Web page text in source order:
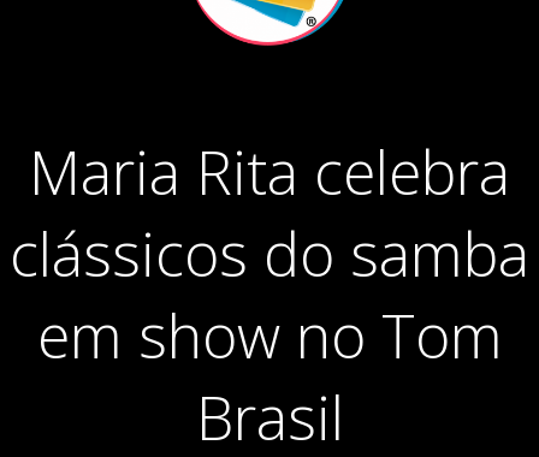
Maria Rita celebra
clássicos do samba
em show no Tom
Brasil